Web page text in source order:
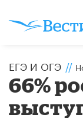
ЕГЭ И ОГЭ //
66%